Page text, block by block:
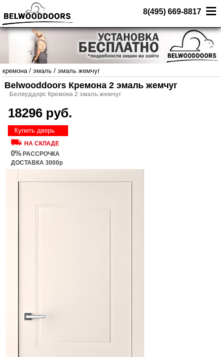
8(495) 669-8817
кремона/ эмаль / эмаль жемчуг
Belwooddoors Кремона 2 эмаль жемчуг
Белвуддорс Кремона 2 эмаль жемчуг
18296 руб.
Купить дверь
НА СКЛАДЕ
0% РАССРОЧКА
ДОСТАВКА 3000р